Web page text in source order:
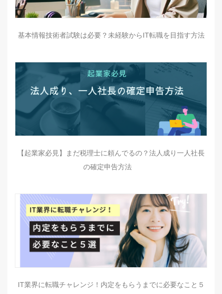
基本情報技術者試験は必要？未経験からIT転職を目指す方法
【起業家必見】まだ税理士に頼んでるの？法人成り一人社長
の確定申告方法
IT業界に転職チャレンジ！内定をもらうまでに必要なこと５